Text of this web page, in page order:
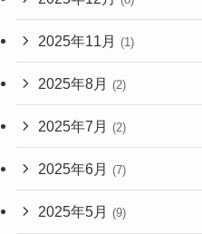
2025年11月 (1)
2025年8月 (2)
2025年7月 (2)
2025年6月 (7)
2025年5月 (9)